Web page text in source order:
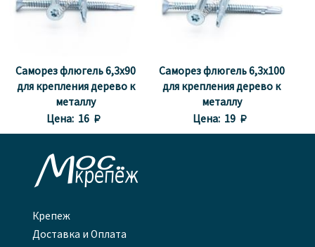
Саморез флюгель 6,3x90
для крепления дерево к
металлу
Цена: 16 
Саморез флюгель 6,3x100
для крепления дерево к
металлу
Цена: 19 

Крепеж
Доставка и Оплата